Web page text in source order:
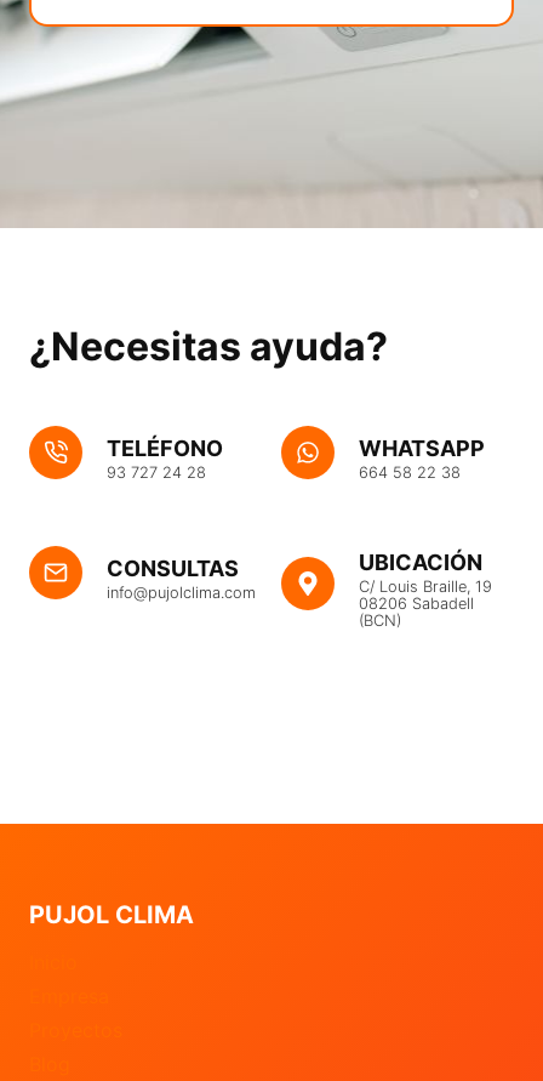
¿Necesitas ayuda?
TELÉFONO
93 727 24 28
WHATSAPP
664 58 22 38
CONSULTAS
info@pujolclima.com
UBICACIÓN
C/ Louis Braille, 19
08206 Sabadell
(BCN)
PUJOL CLIMA